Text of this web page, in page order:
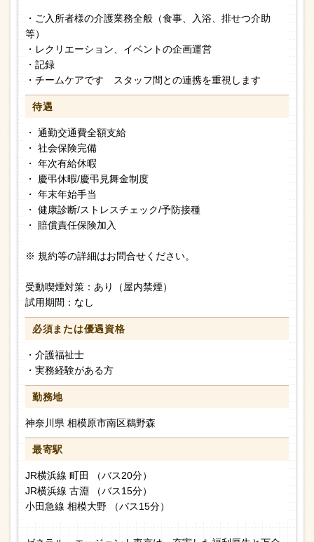
・ご入所者様の介護業務全般（食事、入浴、排せつ介助
等）
・レクリエーション、イベントの企画運営
・記録
・チームケアです スタッフ間との連携を重視します
待遇
・ 通勤交通費全額支給
・ 社会保険完備
・ 年次有給休暇
・ 慶弔休暇/慶弔見舞金制度
・ 年末年始手当
・ 健康診断/ストレスチェック/予防接種
・ 賠償責任保険加入
※ 規約等の詳細はお問合せください。
受動喫煙対策：あり（屋内禁煙）
試用期間：なし
必須または優遇資格
・介護福祉士
・実務経験がある方
勤務地
神奈川県 相模原市南区鵜野森
最寄駅
JR横浜線 町田 （バス20分）
JR横浜線 古淵 （バス15分）
小田急線 相模大野 （バス15分）